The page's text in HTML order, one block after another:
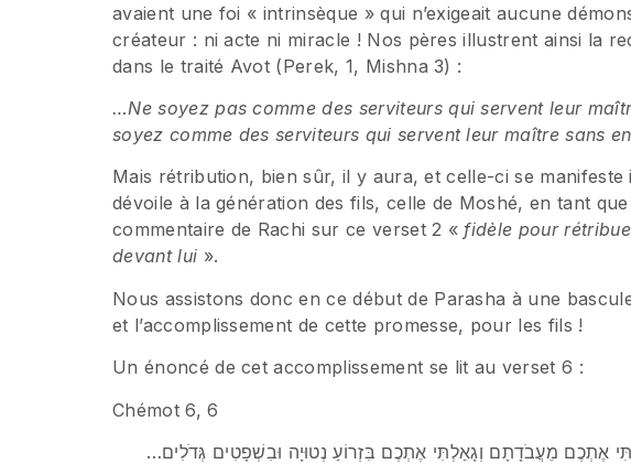
avaient une foi « intrinsèque » qui n’exigeait aucune
créateur : ni acte ni miracle ! Nos pères illustrent ainsi la
dans le traité Avot (Perek, 1, Mishna 3) :
…Ne soyez pas comme des serviteurs qui servent leur
soyez comme des serviteurs qui servent leur maître sans
Mais rétribution, bien sûr, il y aura, et celle-ci se manifeste
dévoile à la génération des fils, celle de Moshé, en tant
commentaire de Rachi sur ce verset 2 «fidèle pour
devant lui ».
Nous assistons donc en ce début de Parasha à une
et l’accomplissement de cette promesse, pour les fils !
Un énoncé de cet accomplissement se lit au verset 6 :
Chémot 6, 6